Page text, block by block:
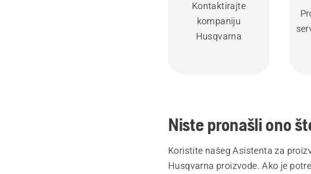
Kontaktirajte
kompaniju
Husqvarna
Niste pronašli ono
Koristite našeg Asistenta za
Husqvarna proizvode. Ako je